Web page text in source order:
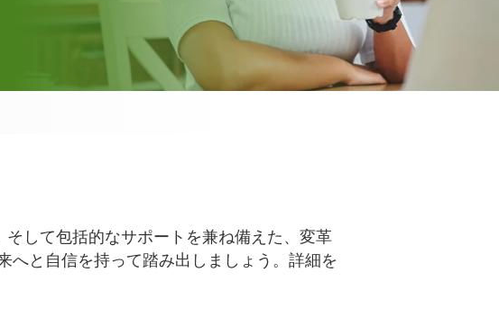
して包括的なサポートを兼ね備えた、変革
へと自信を持って踏み出しましょう。詳細を